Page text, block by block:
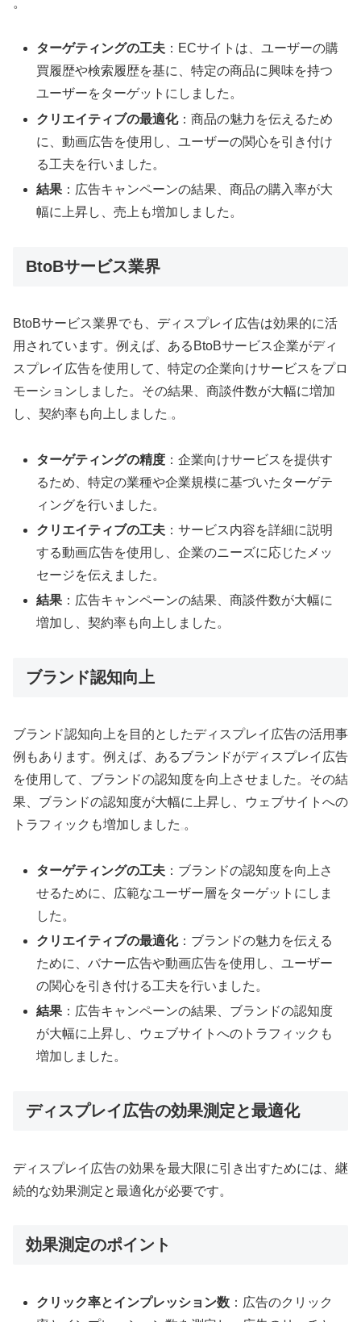
ターゲティングの工夫 ：ECサイトは、ユーザーの購
買履歴や検索履歴を基に、特定の商品に興味を持つ
ユーザーをターゲットにしました。
クリエイティブの最適化：商品の魅力を伝えるため
に、動画広告を使用し、ユーザーの関心を引き付け
る工夫を行いました。
結果 ：広告キャンペーンの結果、商品の購入率が大
幅に上昇し、売上も増加しました。
BtoBサービス業界
BtoBサービス業界でも、ディスプレイ広告は効果的に活
用されています。例えば、あるBtoBサービス企業がディ
スプレイ広告を使用して、特定の企業向けサービスをプロ
モーションしました。その結果、商談件数が大幅に増加
し、契約率も向上しました 。
ターゲティングの精度 ：企業向けサービスを提供す
るため、特定の業種や企業規模に基づいたターゲテ
ィングを行いました。
クリエイティブの工夫 ：サービス内容を詳細に説明
する動画広告を使用し、企業のニーズに応じたメッ
セージを伝えました。
結果 ：広告キャンペーンの結果、商談件数が大幅に
増加し、契約率も向上しました。
ブランド認知向上
ブランド認知向上を目的としたディスプレイ広告の活用事
例もあります。例えば、あるブランドがディスプレイ広告
を使用して、ブランドの認知度を向上させました。その結
果、ブランドの認知度が大幅に上昇し、ウェブサイトへの
トラフィックも増加しました 。
ターゲティングの工夫 ：ブランドの認知度を向上さ
せるために、広範なユーザー層をターゲットにしま
した。
クリエイティブの最適化：ブランドの魅力を伝える
ために、バナー広告や動画広告を使用し、ユーザー
の関心を引き付ける工夫を行いました。
結果 ：広告キャンペーンの結果、ブランドの認知度
が大幅に上昇し、ウェブサイトへのトラフィックも
増加しました。
ディスプレイ広告の効果測定と最適化
ディスプレイ広告の効果を最大限に引き出すためには、継
続的な効果測定と最適化が必要です。
効果測定のポイント
クリック率とインプレッション数 ：広告のクリック